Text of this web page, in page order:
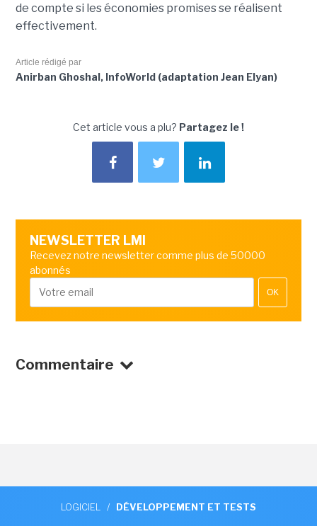
de compte si les économies promises se réalisent
effectivement.
Article rédigé par
Anirban Ghoshal, InfoWorld (adaptation Jean Elyan)
Cet article vous a plu? Partagez le !
NEWSLETTER LMI
Recevez notre newsletter comme plus de 50000
abonnés
OK
Commentaire
LOGICIEL / DÉVELOPPEMENT ET TESTS